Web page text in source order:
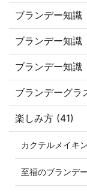
ブランデー知識
ブランデー知識
ブランデー知識
ブランデーグラ
楽しみ方 (41)
カクテルメイキ
至福のブランデ